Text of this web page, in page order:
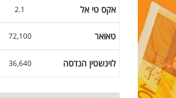
אקס טי אל 2.1
טאואר 72,100
לוינשטין הנדסה 36,640